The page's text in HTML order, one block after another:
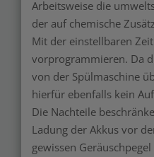
Arbeitsweise die
der auf chemische
Mit der einstellbaren
vorprogrammieren. Da
von der Spülmaschine
hierfür ebenfalls kein
Die Nachteile
Ladung der Akkus vor
gewissen